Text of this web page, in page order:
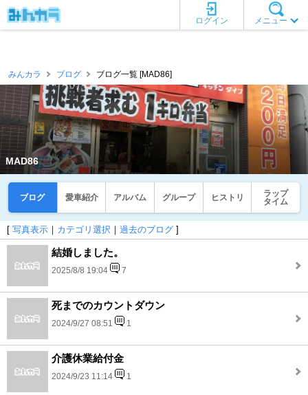
メニュー
ログイン
みんカラ ブログ ブログ一覧 [MAD86]
MAD86
ブログ 愛車紹介 アルバム グループ ヒストリ
ラップ
タイム
[ 写真表示 ｜ カテゴリ選択 ｜ 過去のブログ ]
結婚しました。
2025/8/8 19:04 7
死までのカウントダウン
2024/9/27 08:51 1
介護休業給付金
2024/9/23 11:14 1